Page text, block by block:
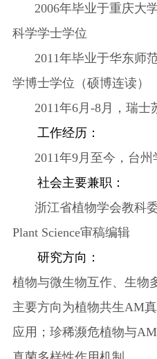
2006年毕业于重庆大
科学学士学位
2011年毕业于华东师
学博士学位（硕博连读）
2011年6月 -8月，瑞士
工作经历：
2011年9月至今，台州
社会主要兼职：
浙江省植物学会教科
Plant Science审稿编辑
研究方向：
植物与微生物互作、生物
主要方向为植物共生AM
应用；珍稀濒危植物与AM